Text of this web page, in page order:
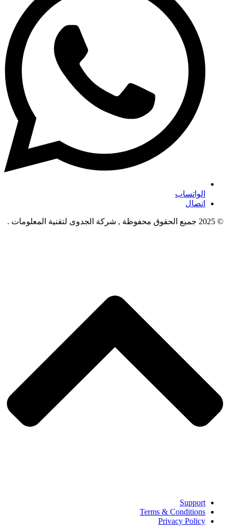
الواتساب
اتصال
© 2025 جميع الحقوق محفوظة , شركة الجدوى لتقنية المعلومات .
Support
Terms & Conditions
Privacy Policy